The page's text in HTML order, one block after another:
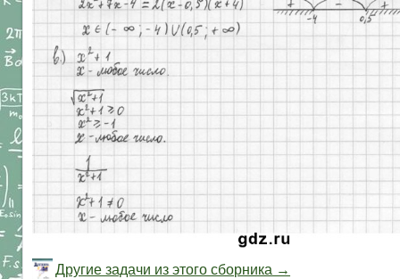
Другие задачи из этого сборника →